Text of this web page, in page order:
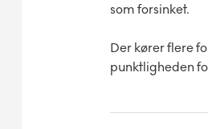
som forsinket.
Der kører flere
punktligheden